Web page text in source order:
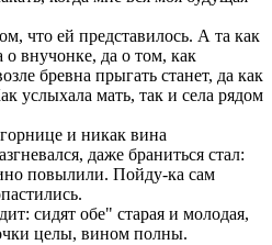
что ей представилось. А та как
внучонке, да о том, как
бревна прыгать станет, да как
услыхала мать, так и села рядом
и никак вина
даже браниться стал:
повылили. Пойду-ка сам
сидят обе" старая и молодая,
целы, вином полны.